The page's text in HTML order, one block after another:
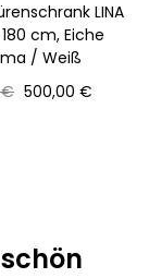
LINA
cm, Eiche
/ Weiß
€ Preis
500,00 €